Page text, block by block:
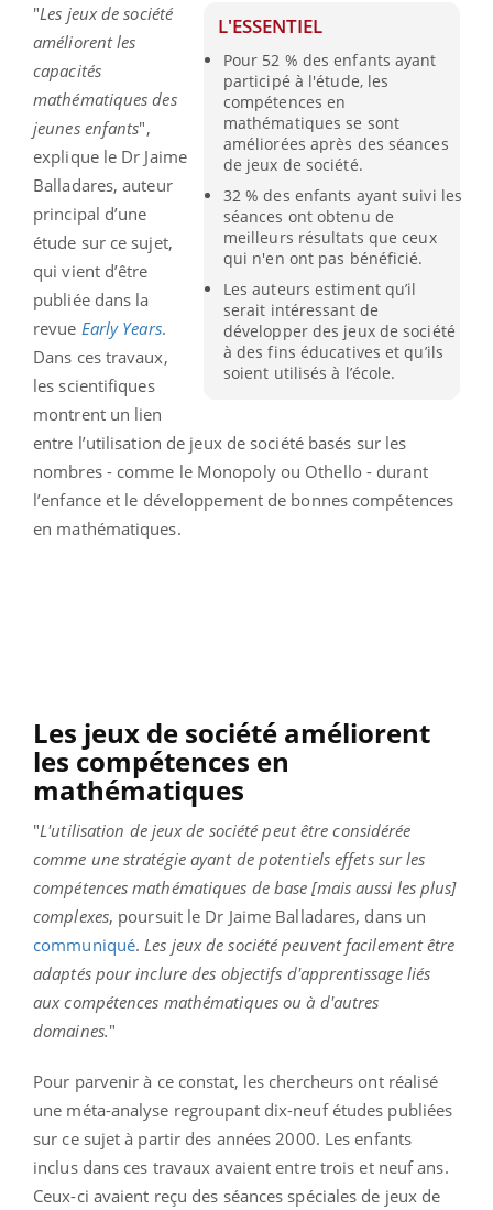
L'ESSENTIEL
Pour 52 % des enfants ayant
participé à l'étude, les
compétences en
mathématiques se sont
améliorées après des séances
de jeux de société.
32 % des enfants ayant suivi les
séances ont obtenu de
meilleurs résultats que ceux
qui n'en ont pas bénéficié.
Les auteurs estiment qu’il
serait intéressant de
développer des jeux de société
à des fins éducatives et qu’ils
soient utilisés à l’école.
"Les jeux de société
améliorent les
capacités
mathématiques des
jeunes enfants",
explique le Dr Jaime
Balladares, auteur
principal d’une
étude sur ce sujet,
qui vient d’être
publiée dans la
revue Early Years.
Dans ces travaux,
les scientifiques
montrent un lien
entre l’utilisation de jeux de société basés sur les
nombres - comme le Monopoly ou Othello - durant
l’enfance et le développement de bonnes compétences
en mathématiques.
Les jeux de société améliorent
les compétences en
mathématiques
"L'utilisation de jeux de société peut être considérée
comme une stratégie ayant de potentiels effets sur les
compétences mathématiques de base [mais aussi les plus]
complexes, poursuit le Dr Jaime Balladares, dans un
communiqué. Les jeux de société peuvent facilement être
adaptés pour inclure des objectifs d'apprentissage liés
aux compétences mathématiques ou à d'autres
domaines."
Pour parvenir à ce constat, les chercheurs ont réalisé
une méta-analyse regroupant dix-neuf études publiées
sur ce sujet à partir des années 2000. Les enfants
inclus dans ces travaux avaient entre trois et neuf ans.
Ceux-ci avaient reçu des séances spéciales de jeux de